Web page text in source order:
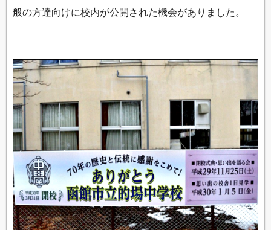
般の方達向けに校内が公開された機会がありました。